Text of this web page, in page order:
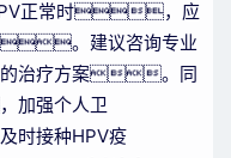
正常时，应
。建议咨询专业
的治疗方案。同
加强个人卫
接种HPV疫